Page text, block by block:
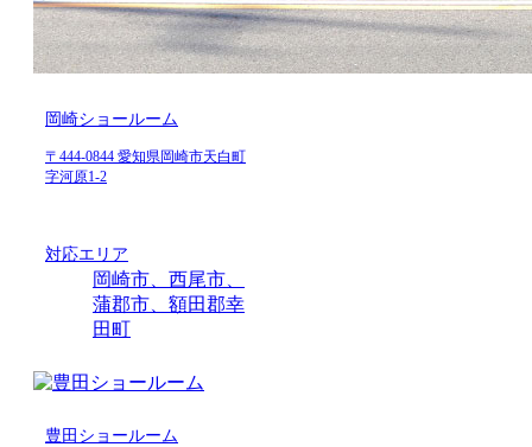
岡崎ショールーム
〒444-0844 愛知県岡崎市天白町
字河原1-2
対応エリア
岡崎市、西尾市、
蒲郡市、額田郡幸
田町
豊田ショールーム